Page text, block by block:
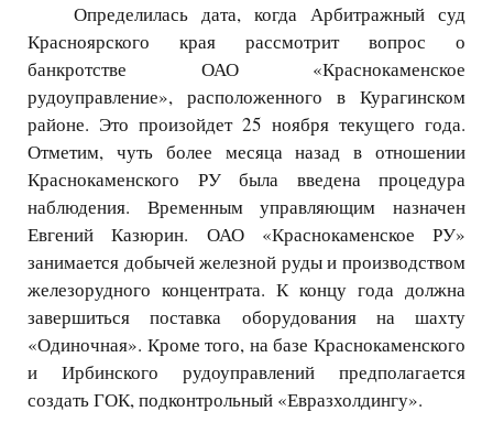
Определилась дата, когда Арбитражный суд
Красноярского края рассмотрит вопрос о
банкротстве ОАО «Краснокаменское
рудоуправление», расположенного в Курагинском
районе. Это произойдет 25 ноября текущего года.
Отметим, чуть более месяца назад в отношении
Краснокаменского РУ была введена процедура
наблюдения. Временным управляющим назначен
Евгений Казюрин. ОАО «Краснокаменское РУ»
занимается добычей железной руды и производством
железорудного концентрата. К концу года должна
завершиться поставка оборудования на шахту
«Одиночная». Кроме того, на базе Краснокаменского
и Ирбинского рудоуправлений предполагается
создать ГОК, подконтрольный «Евразхолдингу».